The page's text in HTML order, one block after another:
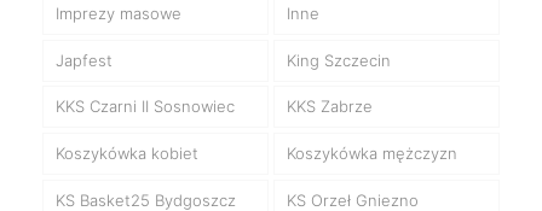
Imprezy masowe Inne
Japfest King Szczecin
KKS Czarni II Sosnowiec KKS Zabrze
Koszykówka kobiet Koszykówka mężczyzn
KS Basket25 Bydgoszcz KS Orzeł Gniezno